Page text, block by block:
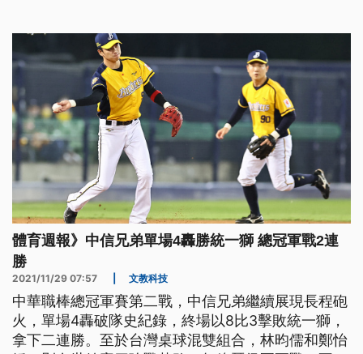
體育週報》中信兄弟單場4轟勝統一獅 總冠軍戰2連
勝
2021/11/29 07:57 文教科技
中華職棒總冠軍賽第二戰，中信兄弟繼續展現長程砲
火，單場4轟破隊史紀錄，終場以8比3擊敗統一獅，
拿下二連勝。至於台灣桌球混雙組合，林昀儒和鄭怡